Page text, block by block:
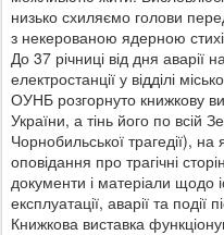
низько схиляємо голови
з некерованою ядерною
До 37 річниці від дня аварії
електростанції у відділі
ОУНБ розгорнуто книжкову
України, а тінь його по всій
Чорнобильської трагедії), на
оповідання про трагічні
документи і матеріали щодо
експлуатації, аварії та
Книжкова виставка